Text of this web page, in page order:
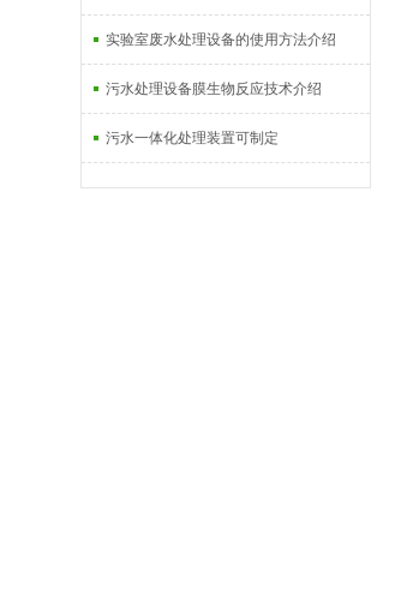
实验室废水处理设备的使用方法介绍
污水处理设备膜生物反应技术介绍
污水一体化处理装置可制定